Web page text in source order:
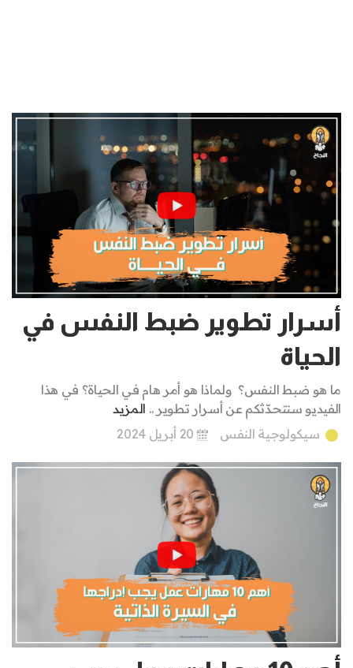
أسرار تطوير ضبط النفس في
الحياة
ما هو ضبط النفس؟ ولماذا هو أمر هام في الحياة؟ في هذا
الفيديو سنتحدّثكم عن أسرار تطوير .. المزيد
سيكولوجية النفس